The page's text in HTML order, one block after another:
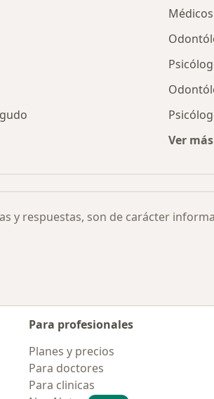
Ver
y respuestas, son de carácter
Para profesionales
Planes y precios
Para doctores
Para clinicas